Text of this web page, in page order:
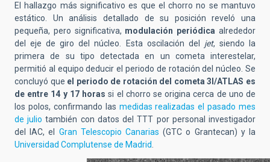
El hallazgo más significativo es que el chorro no se mantuvo
estático. Un análisis detallado de su posición reveló una
pequeña, pero significativa, modulación periódica alrededor
del eje de giro del núcleo. Esta oscilación del jet, siendo la
primera de su tipo detectada en un cometa interestelar,
permitió al equipo deducir el periodo de rotación del núcleo. Se
concluyó que el periodo de rotación del cometa 3I/ATLAS es
de entre 14 y 17 horassi el chorro se origina cerca de uno de
los polos, confirmando las medidas realizadas el pasado mes
de julio también con datos del TTT por personal investigador
del IAC, el Gran Telescopio Canarias (GTC o Grantecan) y la
Universidad Complutense de Madrid.